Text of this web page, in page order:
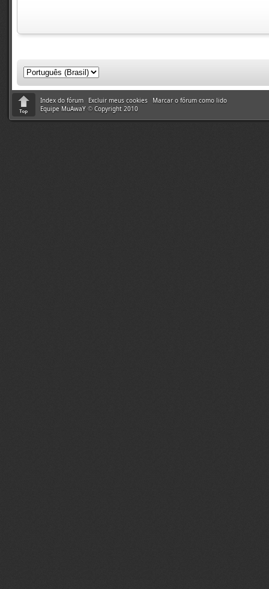
Index do fórum Excluir meus cookies
Marcar o fórum como lido
Equipe MuAwaY © Copyright 2010